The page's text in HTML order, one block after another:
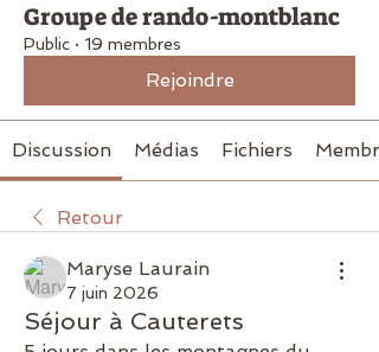
Groupe de rando-montblanc
Public · 19 membres
Rejoindre
Discussion Médias Fichiers
Retour
Maryse Laurain
7 juin 2026
Séjour à Cauterets